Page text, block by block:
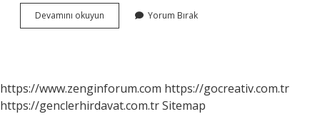
Devamını okuyun
Gazetesi
Yorum Bırak
https://www.zenginforum.com https://gocreativ.com.tr
https://genclerhirdavat.com.trSitemap